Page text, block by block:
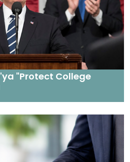
"Protect College